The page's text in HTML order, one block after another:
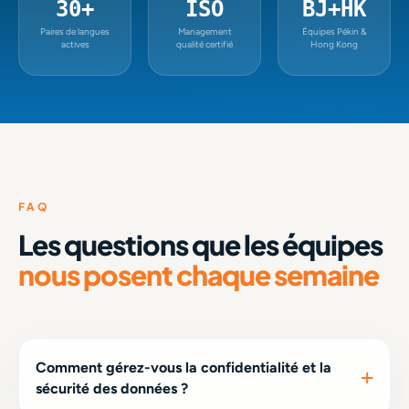
30+
Paires de langues
actives
ISO
Management
qualité certifié
BJ+HK
Équipes Pékin &
Hong Kong
FAQ
Les questions que les équipes
nous posent chaque semaine
Comment gérez-vous la confidentialité et la
sécurité des données ?